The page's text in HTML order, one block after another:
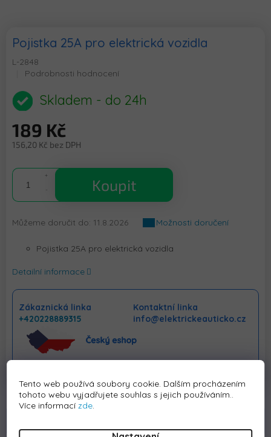
Tento web používá soubory cookie. Dalším procházením
tohoto webu vyjadřujete souhlas s jejich používáním..
Více informací zde
Pojistka 25A pro elektrická vozidla
L-2848
Průměrné
produktu
je
z
5
Podrobnosti hodnocení
Skladem - do 24h
189 Kč
156,20 Kč bez DPH
cena:
Koupit
Můžeme doručit do: 11.8.2026 Možnosti doručení
Pojistka 25A pro elektrická vozidla
Detailní informace
Zákaznická linka
+420228889315
Kontaktní linka
info@elektrickeauticko.cz